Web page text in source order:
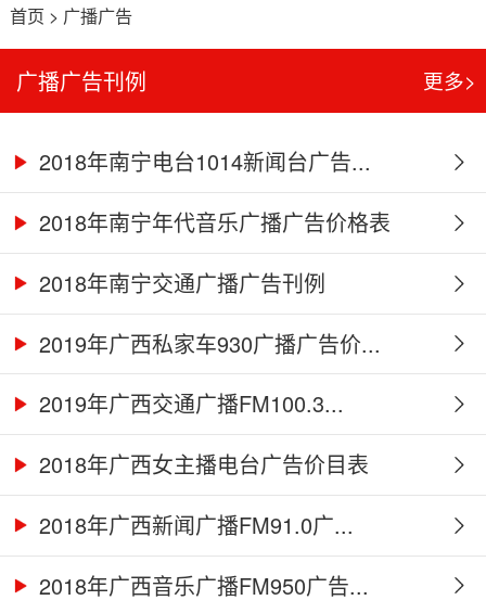
首页 > 广播广告
广播广告刊例 更多>
2018年南宁电台1014新闻台广告...
2018年南宁年代音乐广播广告价格表
2018年南宁交通广播广告刊例
2019年广西私家车930广播广告价...
2019年广西交通广播FM100.3...
2018年广西女主播电台广告价目表
2018年广西新闻广播FM91.0广...
2018年广西音乐广播FM950广告...